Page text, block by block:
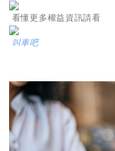
看懂更多權益資訊請看
叫車吧